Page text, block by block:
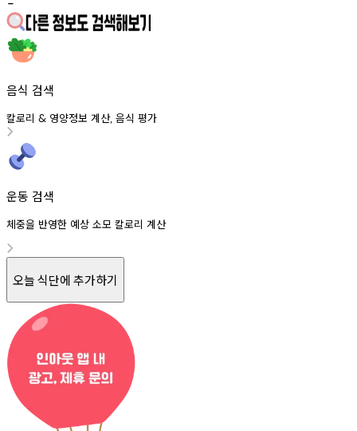
음식 검색
칼로리 & 영양정보 계산, 음식 평가
운동 검색
체중을 반영한 예상 소모 칼로리 계산
오늘 식단에 추가하기